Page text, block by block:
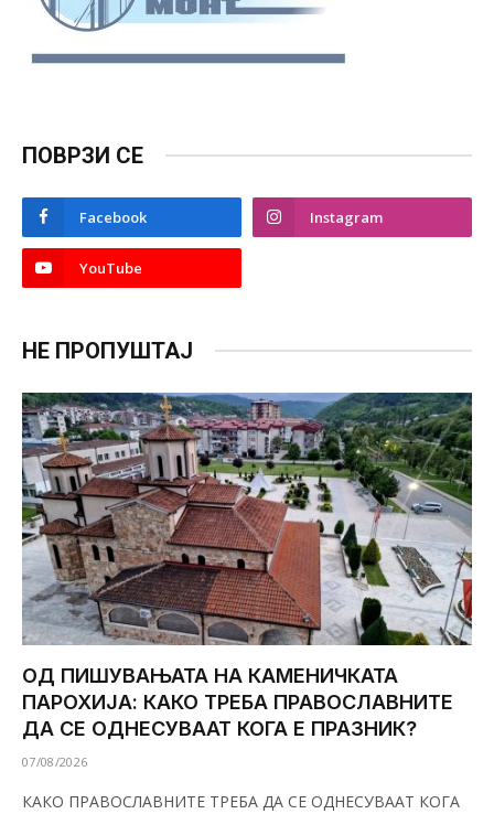
ПОВРЗИ СЕ
Facebook Instagram
YouTube
НЕ ПРОПУШТАЈ
ОД ПИШУВАЊАТА НА КАМЕНИЧКАТА
ПАРОХИЈА: КАКО ТРЕБА ПРАВОСЛАВНИТЕ
ДА СЕ ОДНЕСУВААТ КОГА Е ПРАЗНИК?
07/08/2026
КАКО ПРАВОСЛАВНИТЕ ТРЕБА ДА СЕ ОДНЕСУВААТ КОГА